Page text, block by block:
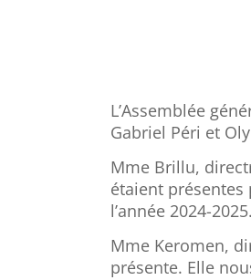
L’Assemblée
Gabriel Péri et
Mme Brillu,
étaient présentes
l’année 2024-2025.
Mme Keromen,
présente. Elle